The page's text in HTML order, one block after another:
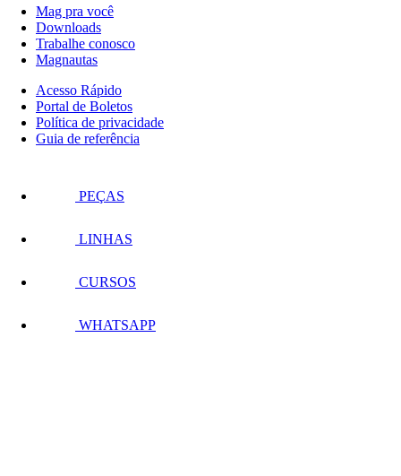
Mag pra você
Downloads
Trabalhe conosco
Magnautas
Acesso Rápido
Portal de Boletos
Política de privacidade
Guia de referência
PEÇAS
LINHAS
CURSOS
WHATSAPP